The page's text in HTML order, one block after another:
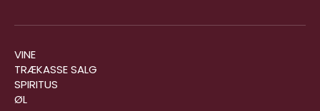
VINE
TRÆKASSE SALG
SPIRITUS
ØL